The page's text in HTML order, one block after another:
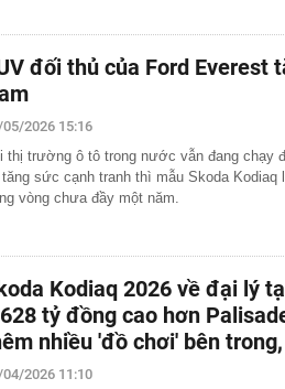
cầu vượt sông Hồng, đường vành đai và
khắp Hà Nội đang có tiến độ ra sao?
người đợi mua iPhone 18 Pro
tuổi qua đời vì ung thư tuyến tụy dù chưa
nhân từ 4 việc nhiều người làm mỗi tối
nghiệt đảo lộn cuộc sống ở Hàn Quốc
chiêu lừa tinh vi liên quan đến shipper
mì vẫn giữ dáng thon gọn, người phụ nữ
mỡ là loại đồ uống bán đầy ở Việt Nam
đối thủ của Ford Everest
2026 15:16
thị trường ô tô trong nước vẫn đang chạy
sức cạnh tranh thì mẫu Skoda Kodiaq
vòng chưa đầy một năm.
Kodiaq 2026 về đại lý
tỷ đồng cao hơn
nhiều 'đồ chơi' bên
04/2026 11:10